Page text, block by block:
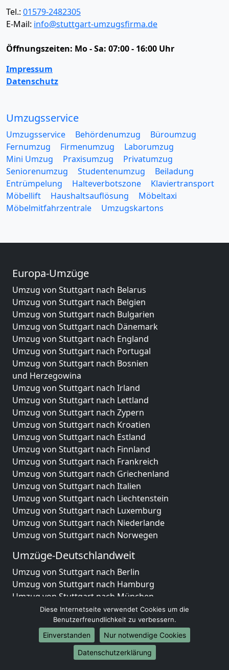
Tel.: 01579-2482305
E-Mail: info@stuttgart-umzugsfirma.de
Öffnungszeiten: Mo - Sa: 07:00 - 16:00 Uhr
Impressum
Datenschutz
Umzugsservice
Umzugsservice Behördenumzug
Büroumzug
Fernumzug
Firmenumzug
Laborumzug
Mini Umzug
Praxisumzug
Privatumzug
Seniorenumzug
Studentenumzug
Beiladung
Entrümpelung
Halteverbotszone
Klaviertransport
Möbellift
Haushaltsauflösung
Möbeltaxi
Möbelmitfahrzentrale
Umzugskartons
Europa-Umzüge
Umzug von Stuttgart nach Belarus
Umzug von Stuttgart nach Belgien
Umzug von Stuttgart nach Bulgarien
Umzug von Stuttgart nach Dänemark
Umzug von Stuttgart nach England
Umzug von Stuttgart nach Portugal
Umzug von Stuttgart nach Bosnien
und Herzegowina
Umzug von Stuttgart nach Irland
Umzug von Stuttgart nach Lettland
Umzug von Stuttgart nach Zypern
Umzug von Stuttgart nach Kroatien
Umzug von Stuttgart nach Estland
Umzug von Stuttgart nach Finnland
Umzug von Stuttgart nach Frankreich
Umzug von Stuttgart nach Griechenland
Umzug von Stuttgart nach Italien
Umzug von Stuttgart nach Liechtenstein
Umzug von Stuttgart nach Luxemburg
Umzug von Stuttgart nach Niederlande
Umzug von Stuttgart nach Norwegen
Umzüge-Deutschlandweit
Umzug von Stuttgart nach Berlin
Umzug von Stuttgart nach Hamburg
Umzug von Stuttgart nach München
Umzug von Stuttgart nach Köln
Umzug von Stuttgart nach Frankfurt am Main
Umzug von Stuttgart nach Stuttgart
Umzug von Stuttgart nach Düsseldorf
Umzug von Stuttgart nach Leipzig
Diese Internetseite verwendet Cookies um die
Benutzerfreundlichkeit zu verbessern.
Einverstanden
Nur notwendige Cookies
Datenschutzerklärung